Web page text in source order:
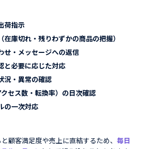
荷指示
庫切れ・残りわずかの商品の把握）
せ・メッセージへの返信
と必要に応じた対応
況・異常の確認
セス数・転換率）の日次確認
の一次対応
顧客満足度や売上に直結するため、 毎日